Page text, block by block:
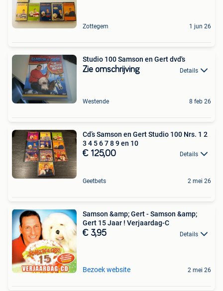
Zottegem 1 jun 26
Studio 100 Samson en Gert dvd's
Zie omschrijving Details
Westende 8 feb 26
Cd’s Samson en Gert Studio 100 Nrs. 1 2
3 4 5 6 7 8 9 en 10
€ 125,00 Details
Geetbets 2 mei 26
Samson &amp; Gert - Samson &amp;
Gert 15 Jaar ! Verjaardag-C
€ 3,95 Details
Bezoek website 2 mei 26